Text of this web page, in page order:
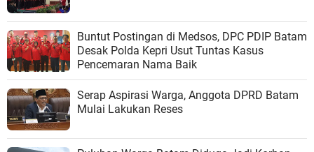
Buntut Postingan di Medsos, DPC PDIP Batam
Desak Polda Kepri Usut Tuntas Kasus
Pencemaran Nama Baik
Serap Aspirasi Warga, Anggota DPRD Batam
Mulai Lakukan Reses